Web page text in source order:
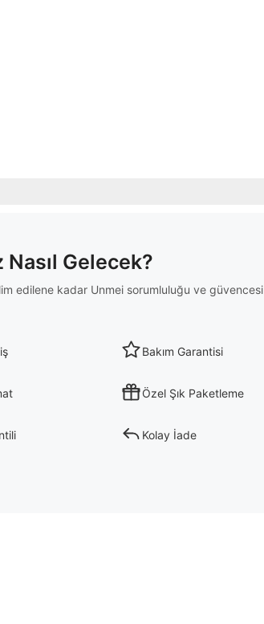
Gelecek?
edilene kadar Unmei sorumluluğu ve güvencesi
Bakım Garantisi
Özel Şık Paketleme
Kolay İade